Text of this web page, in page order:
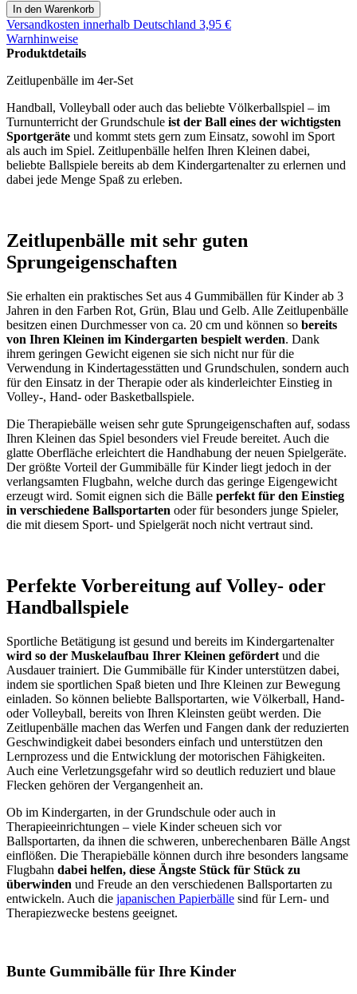
Versandkosten innerhalb Deutschland 3,95 €
Warnhinweise
Produktdetails
Zeitlupenbälle im 4er-Set
Handball, Volleyball oder auch das beliebte Völkerballspiel – im
Turnunterricht der Grundschule ist der Ball eines der wichtigsten
Sportgeräte und kommt stets gern zum Einsatz, sowohl im Sport
als auch im Spiel. Zeitlupenbälle helfen Ihren Kleinen dabei,
beliebte Ballspiele bereits ab dem Kindergartenalter zu erlernen und
dabei jede Menge Spaß zu erleben.
Zeitlupenbälle mit sehr guten
Sprungeigenschaften
Sie erhalten ein praktisches Set aus 4 Gummibällen für Kinder ab 3
Jahren in den Farben Rot, Grün, Blau und Gelb. Alle Zeitlupenbälle
besitzen einen Durchmesser von ca. 20 cm und können so bereits
von Ihren Kleinen im Kindergarten bespielt werden. Dank
ihrem geringen Gewicht eigenen sie sich nicht nur für die
Verwendung in Kindertagesstätten und Grundschulen, sondern auch
für den Einsatz in der Therapie oder als kinderleichter Einstieg in
Volley-, Hand- oder Basketballspiele.
Die Therapiebälle weisen sehr gute Sprungeigenschaften auf, sodass
Ihren Kleinen das Spiel besonders viel Freude bereitet. Auch die
glatte Oberfläche erleichtert die Handhabung der neuen Spielgeräte.
Der größte Vorteil der Gummibälle für Kinder liegt jedoch in der
verlangsamten Flugbahn, welche durch das geringe Eigengewicht
erzeugt wird. Somit eignen sich die Bälle perfekt für den Einstieg
in verschiedene Ballsportarten oder für besonders junge Spieler,
die mit diesem Sport- und Spielgerät noch nicht vertraut sind.
Perfekte Vorbereitung auf Volley- oder
Handballspiele
Sportliche Betätigung ist gesund und bereits im Kindergartenalter
wird so der Muskelaufbau Ihrer Kleinen gefördert und die
Ausdauer trainiert. Die Gummibälle für Kinder unterstützen dabei,
indem sie sportlichen Spaß bieten und Ihre Kleinen zur Bewegung
einladen. So können beliebte Ballsportarten, wie Völkerball, Hand-
oder Volleyball, bereits von Ihren Kleinsten geübt werden. Die
Zeitlupenbälle machen das Werfen und Fangen dank der reduzierten
Geschwindigkeit dabei besonders einfach und unterstützen den
Lernprozess und die Entwicklung der motorischen Fähigkeiten.
Auch eine Verletzungsgefahr wird so deutlich reduziert und blaue
Flecken gehören der Vergangenheit an.
Ob im Kindergarten, in der Grundschule oder auch in
Therapieeinrichtungen – viele Kinder scheuen sich vor
Ballsportarten, da ihnen die schweren, unberechenbaren Bälle Angst
einflößen. Die Therapiebälle können durch ihre besonders langsame
Flugbahn dabei helfen, diese Ängste Stück für Stück zu
überwinden und Freude an den verschiedenen Ballsportarten zu
entwickeln. Auch die japanischen Papierbälle sind für Lern- und
Therapiezwecke bestens geeignet.
Bunte Gummibälle für Ihre Kinder